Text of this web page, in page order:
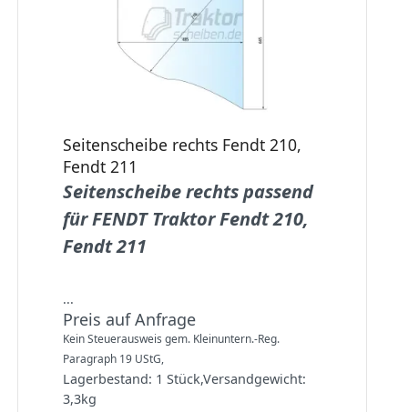
Seitenscheibe rechts Fendt 210,
Fendt 211
Seitenscheibe rechts passend
für FENDT Traktor Fendt 210,
Fendt 211
...
Preis auf Anfrage
Kein Steuerausweis gem. Kleinuntern.-Reg.
Paragraph 19 UStG,
Lagerbestand: 1 Stück,Versandgewicht:
3,3kg